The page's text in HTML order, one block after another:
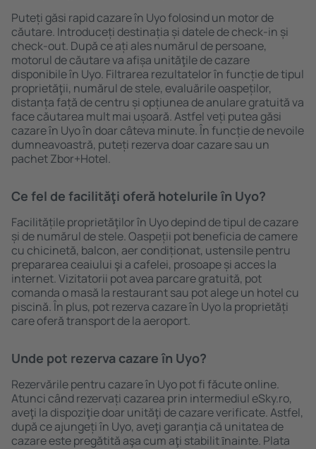
Puteți găsi rapid cazare în Uyo folosind un motor de
căutare. Introduceți destinația și datele de check-in și
check-out. După ce ați ales numărul de persoane,
motorul de căutare va afișa unităţile de cazare
disponibile în Uyo. Filtrarea rezultatelor în funcție de tipul
proprietăţii, numărul de stele, evaluările oaspeților,
distanța față de centru și opțiunea de anulare gratuită va
face căutarea mult mai ușoară. Astfel veți putea găsi
cazare în Uyo în doar câteva minute. În funcție de nevoile
dumneavoastră, puteți rezerva doar cazare sau un
pachet Zbor+Hotel.
Ce fel de facilităţi oferă hotelurile în Uyo?
Facilitățile proprietăţilor în Uyo depind de tipul de cazare
și de numărul de stele. Oaspeții pot beneficia de camere
cu chicinetă, balcon, aer condiționat, ustensile pentru
prepararea ceaiului şi a cafelei, prosoape și acces la
internet. Vizitatorii pot avea parcare gratuită, pot
comanda o masă la restaurant sau pot alege un hotel cu
piscină. În plus, pot rezerva cazare în Uyo la proprietăți
care oferă transport de la aeroport.
Unde pot rezerva cazare în Uyo?
Rezervările pentru cazare în Uyo pot fi făcute online.
Atunci când rezervați cazarea prin intermediul eSky.ro,
aveţi la dispoziţie doar unităţi de cazare verificate. Astfel,
după ce ajungeți în Uyo, aveţi garanţia că unitatea de
cazare este pregătită aşa cum aţi stabilit ȋnainte. Plata